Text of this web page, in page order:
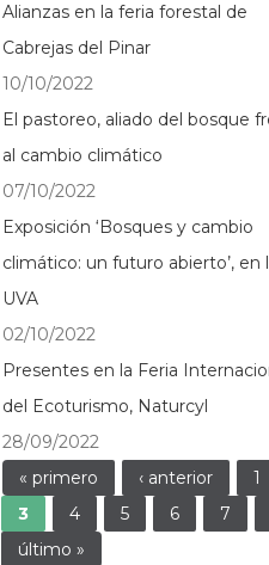
Alianzas en la feria forestal de
Cabrejas del Pinar
10/10/2022
El pastoreo, aliado del bosque
al cambio climático
07/10/2022
Exposición ‘Bosques y cambio
climático: un futuro abierto’, en
UVA
02/10/2022
Presentes en la Feria
del Ecoturismo, Naturcyl
28/09/2022
Páginas
« primero ‹ anterior 1
3
4 5 6 7
último »